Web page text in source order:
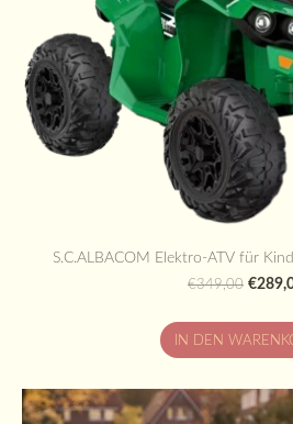
S.C.ALBACOM Elektro-ATV für
€349,00
IN DEN